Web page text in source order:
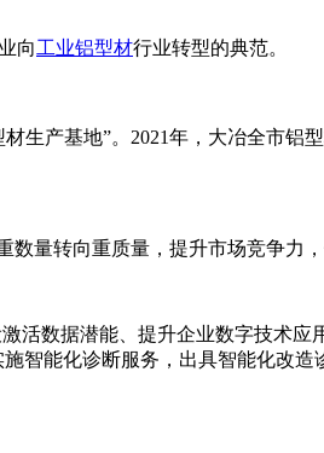
向工业铝型材行业转型的典范。
生产基地”。2021年，大冶全市铝
量转向重质量，提升市场竞争力，
活数据潜能、提升企业数字技术应
智能化诊断服务，出具智能化改